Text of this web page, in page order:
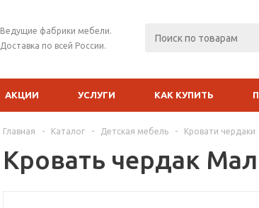
Ведущие фабрики мебели.
Доставка по всей России.
АКЦИИ УСЛУГИ КАК КУПИТЬ
Главная - Каталог - Детская мебель - Кровати чердаки
Кровать чердак